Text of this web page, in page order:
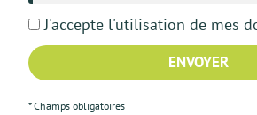
J'accepte l'utilisation de mes
ENVOYER
* Champs obligatoires